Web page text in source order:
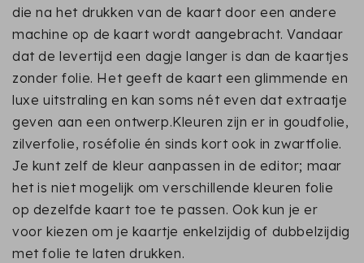
die na het drukken van de kaart door een andere
machine op de kaart wordt aangebracht. Vandaar
dat de levertijd een dagje langer is dan de kaartjes
zonder folie. Het geeft de kaart een glimmende en
luxe uitstraling en kan soms nét even dat extraatje
geven aan een ontwerp.Kleuren zijn er in goudfolie,
zilverfolie, roséfolie én sinds kort ook in zwartfolie.
Je kunt zelf de kleur aanpassen in de editor; maar
het is niet mogelijk om verschillende kleuren folie
op dezelfde kaart toe te passen. Ook kun je er
voor kiezen om je kaartje enkelzijdig of dubbelzijdig
met folie te laten drukken.